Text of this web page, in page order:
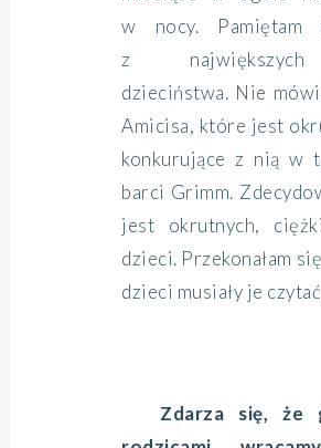
w nocy.
z największych
dzieciństwa. Nie
Amicisa, które jest
konkurujące z nią w
barci Grimm.
jest okrutnych,
dzieci. Przekonałam
dzieci musiały je
Zdarza się, że